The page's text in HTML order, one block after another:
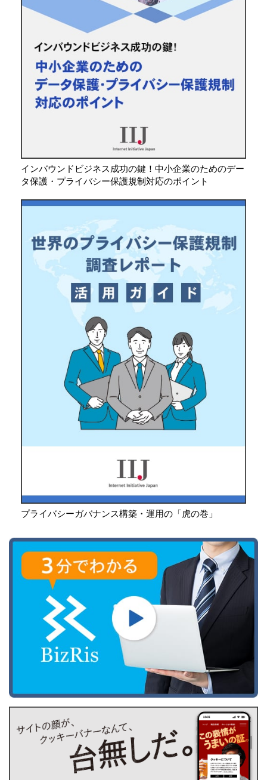
インバウンドビジネス成功の鍵！中小企業のためのデー
タ保護・プライバシー保護規制対応のポイント
プライバシーガバナンス構築・運用の「虎の巻」